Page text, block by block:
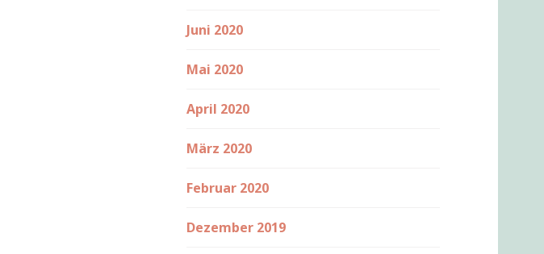
Juni 2020
Mai 2020
April 2020
März 2020
Februar 2020
Dezember 2019